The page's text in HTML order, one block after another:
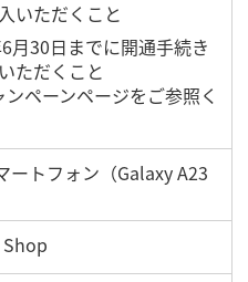
いただくこと
月30日までに開通手続き
ただくこと
ペーンページをご参照く
ートフォン（Galaxy A23